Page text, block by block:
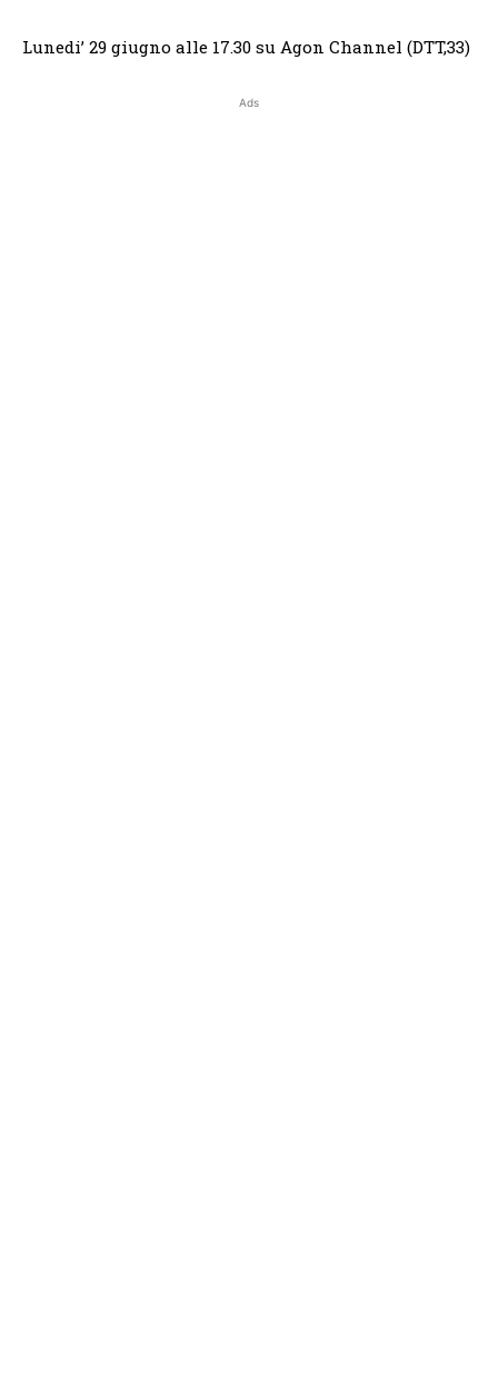
Lunedi’ 29 giugno alle 17.30 su Agon Channel (DTT,33)
Ads